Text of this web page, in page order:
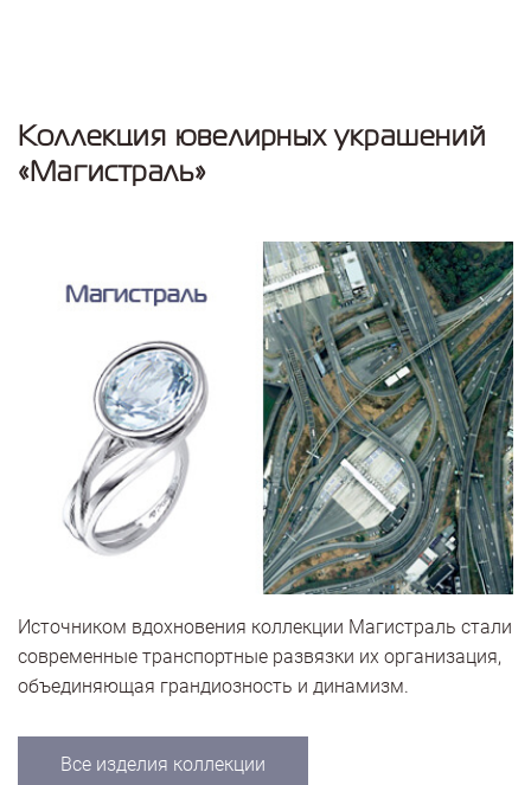
Коллекция ювелирных украшений
«Магистраль»
Источником вдохновения коллекции Магистраль стали
современные транспортные развязки их организация,
объединяющая грандиозность и динамизм.
Все изделия коллекции